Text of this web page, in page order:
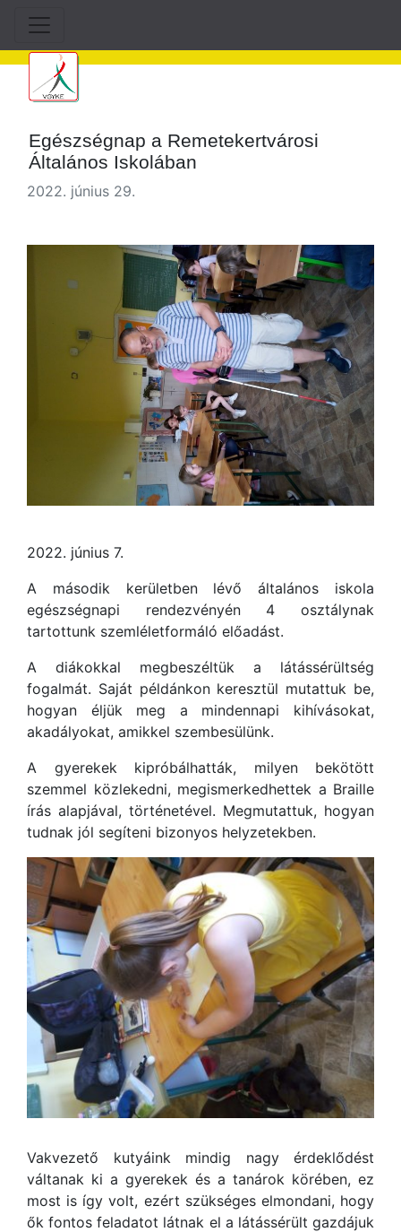
Egészségnap a Remetekertvárosi
Általános Iskolában
2022. június 29.
2022. június 7.
A második kerületben lévő általános iskola
egészségnapi rendezvényén 4 osztálynak
tartottunk szemléletformáló előadást.
A diákokkal megbeszéltük a látássérültség
fogalmát. Saját példánkon keresztül mutattuk be,
hogyan éljük meg a mindennapi kihívásokat,
akadályokat, amikkel szembesülünk.
A gyerekek kipróbálhatták, milyen bekötött
szemmel közlekedni, megismerkedhettek a Braille
írás alapjával, történetével. Megmutattuk, hogyan
tudnak jól segíteni bizonyos helyzetekben.
Vakvezető kutyáink mindig nagy érdeklődést
váltanak ki a gyerekek és a tanárok körében, ez
most is így volt, ezért szükséges elmondani, hogy
ők fontos feladatot látnak el a látássérült gazdájuk